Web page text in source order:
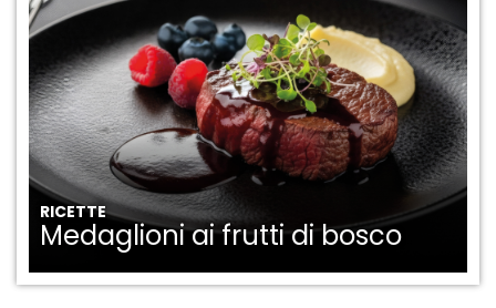
RICETTE
Medaglioni ai frutti di bosco